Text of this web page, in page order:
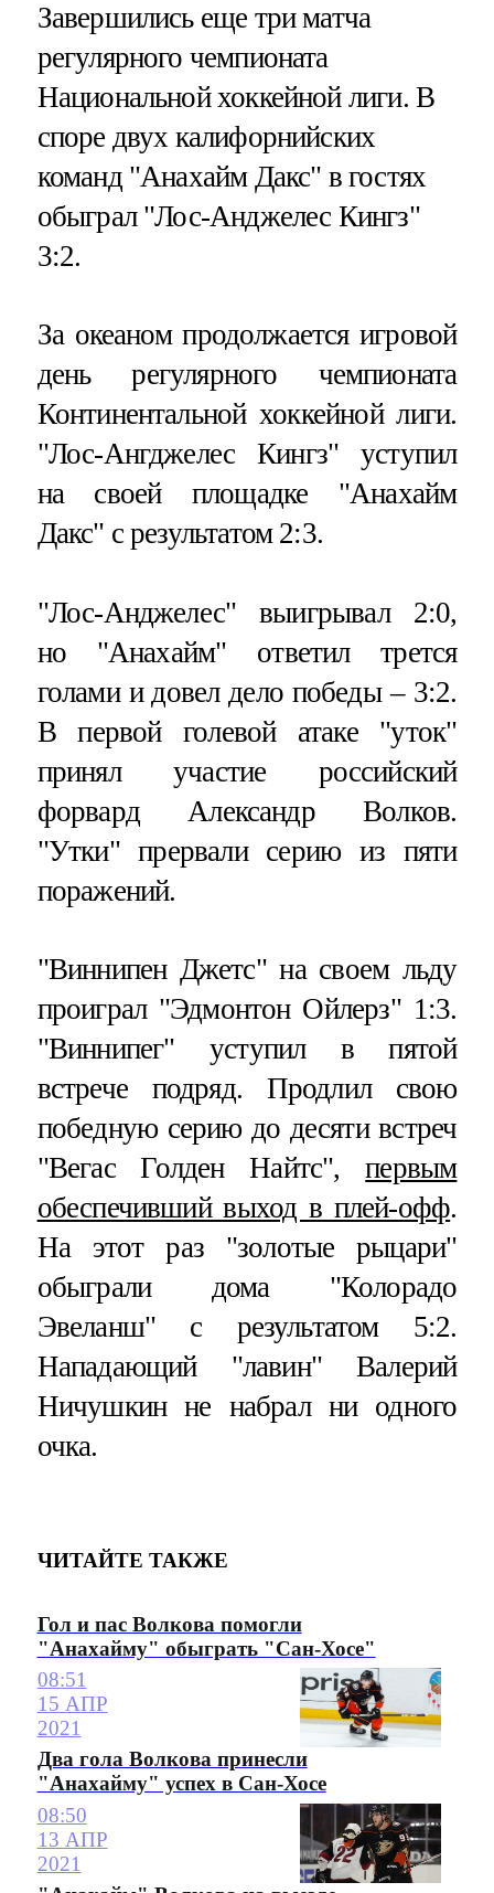
Завершились еще три матча
регулярного чемпионата
Национальной хоккейной лиги. В
споре двух калифорнийских
команд "Анахайм Дакс" в гостях
обыграл "Лос-Анджелес Кингз"
3:2.
За океаном продолжается игровой
день регулярного чемпионата
Континентальной хоккейной лиги.
"Лос-Ангджелес Кингз" уступил
на своей площадке "Анахайм
Дакс" с результатом 2:3.
"Лос-Анджелес" выигрывал 2:0,
но "Анахайм" ответил трется
голами и довел дело победы – 3:2.
В первой голевой атаке "уток"
принял участие российский
форвард Александр Волков.
"Утки" прервали серию из пяти
поражений.
"Виннипен Джетс" на своем льду
проиграл "Эдмонтон Ойлерз" 1:3.
"Виннипег" уступил в пятой
встрече подряд. Продлил свою
победную серию до десяти встреч
"Вегас Голден Найтс",первым
обеспечивший выход в плей-офф.
На этот раз "золотые рыцари"
обыграли дома "Колорадо
Эвеланш" с результатом 5:2.
Нападающий "лавин" Валерий
Ничушкин не набрал ни одного
очка.
ЧИТАЙТЕ ТАКЖЕ
Гол и пас Волкова помогли
"Анахайму" обыграть "Сан-Хосе"
08:51
15 АПР
2021
Два гола Волкова принесли
"Анахайму" успех в Сан-Хосе
08:50
13 АПР
2021